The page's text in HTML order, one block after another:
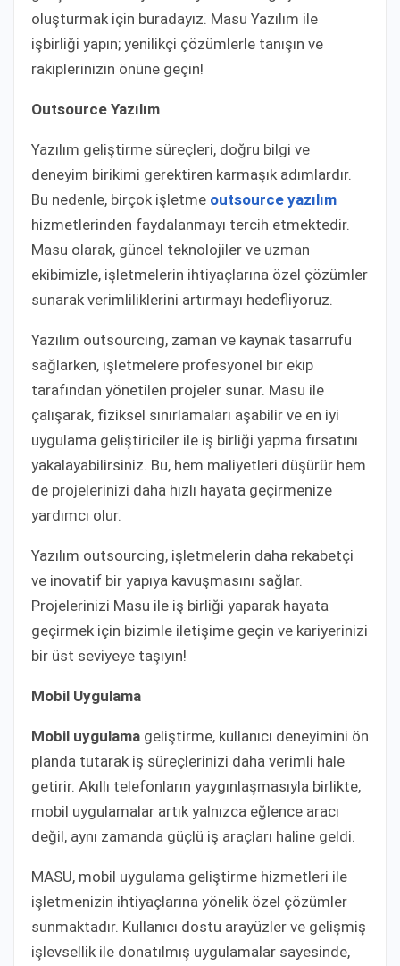
oluşturmak için buradayız. Masu Yazılım ile
işbirliği yapın; yenilikçi çözümlerle tanışın ve
rakiplerinizin önüne geçin!
Outsource Yazılım
Yazılım geliştirme süreçleri, doğru bilgi ve
deneyim birikimi gerektiren karmaşık adımlardır.
Bu nedenle, birçok işletme outsource yazılım
hizmetlerinden faydalanmayı tercih etmektedir.
Masu olarak, güncel teknolojiler ve uzman
ekibimizle, işletmelerin ihtiyaçlarına özel çözümler
sunarak verimliliklerini artırmayı hedefliyoruz.
Yazılım outsourcing, zaman ve kaynak tasarrufu
sağlarken, işletmelere profesyonel bir ekip
tarafından yönetilen projeler sunar. Masu ile
çalışarak, fiziksel sınırlamaları aşabilir ve en iyi
uygulama geliştiriciler ile iş birliği yapma fırsatını
yakalayabilirsiniz. Bu, hem maliyetleri düşürür hem
de projelerinizi daha hızlı hayata geçirmenize
yardımcı olur.
Yazılım outsourcing, işletmelerin daha rekabetçi
ve inovatif bir yapıya kavuşmasını sağlar.
Projelerinizi Masu ile iş birliği yaparak hayata
geçirmek için bizimle iletişime geçin ve kariyerinizi
bir üst seviyeye taşıyın!
Mobil Uygulama
Mobil uygulama geliştirme, kullanıcı deneyimini ön
planda tutarak iş süreçlerinizi daha verimli hale
getirir. Akıllı telefonların yaygınlaşmasıyla birlikte,
mobil uygulamalar artık yalnızca eğlence aracı
değil, aynı zamanda güçlü iş araçları haline geldi.
MASU, mobil uygulama geliştirme hizmetleri ile
işletmenizin ihtiyaçlarına yönelik özel çözümler
sunmaktadır. Kullanıcı dostu arayüzler ve gelişmiş
işlevsellik ile donatılmış uygulamalar sayesinde,